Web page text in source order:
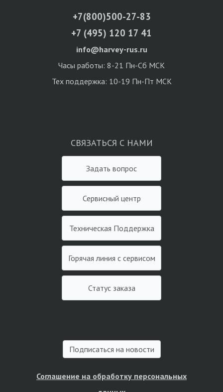
+7(800)500-27-83
+7 (495) 120 17 41
info@harvey-rus.ru
Часы работы: 8-21 Пн-Сб МСК
Тех поддержка: 10-19 Пн-Пт МСК
СВЯЗАТЬСЯ С НАМИ
Задать вопрос
Сервисный центр
Техническая Поддержка
Горячая линия с сервисом
Статус заказа
Подписаться на новости
Соглашение на обработку персональных